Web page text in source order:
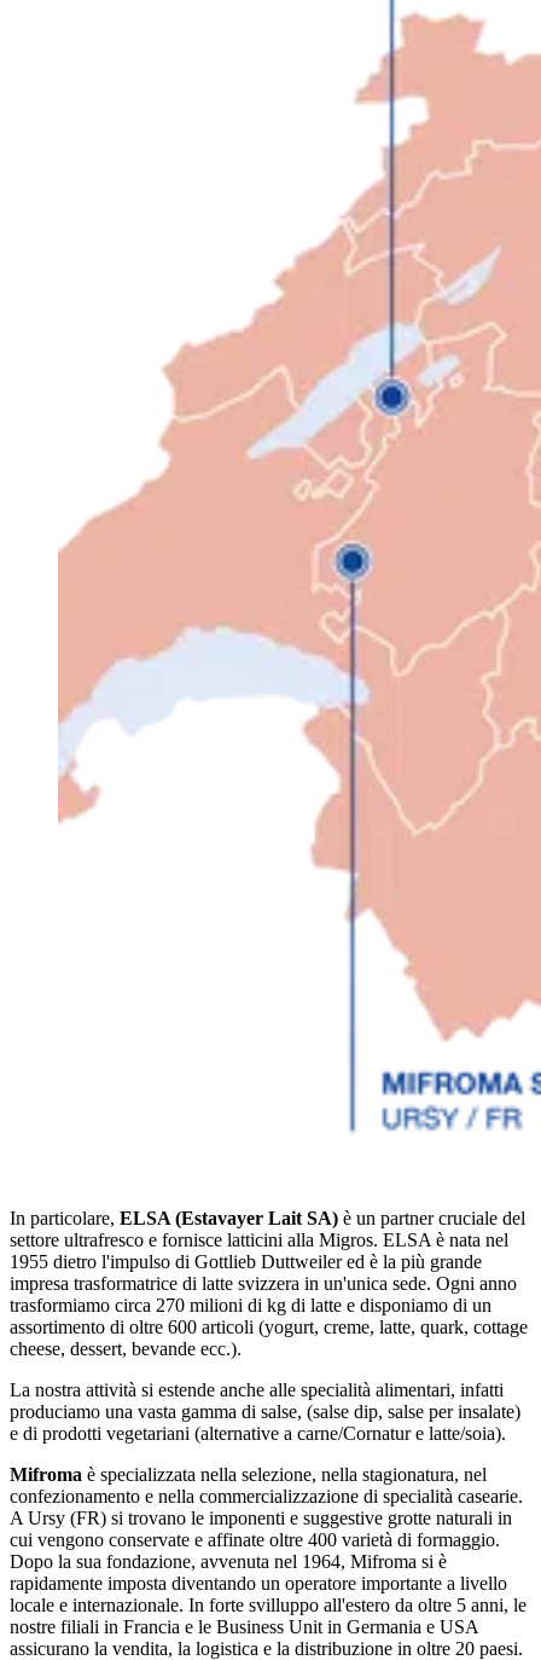
In particolare, ELSA (Estavayer Lait SA) è un partner cruciale del
settore ultrafresco e fornisce latticini alla Migros. ELSA è nata nel
1955 dietro l'impulso di Gottlieb Duttweiler ed è la più grande
impresa trasformatrice di latte svizzera in un'unica sede. Ogni anno
trasformiamo circa 270 milioni di kg di latte e disponiamo di un
assortimento di oltre 600 articoli (yogurt, creme, latte, quark, cottage
cheese, dessert, bevande ecc.).
La nostra attività si estende anche alle specialità alimentari, infatti
produciamo una vasta gamma di salse, (salse dip, salse per insalate)
e di prodotti vegetariani (alternative a carne/Cornatur e latte/soia).
Mifroma è specializzata nella selezione, nella stagionatura, nel
confezionamento e nella commercializzazione di specialità casearie.
A Ursy (FR) si trovano le imponenti e suggestive grotte naturali in
cui vengono conservate e affinate oltre 400 varietà di formaggio.
Dopo la sua fondazione, avvenuta nel 1964, Mifroma si è
rapidamente imposta diventando un operatore importante a livello
locale e internazionale. In forte svilluppo all'estero da oltre 5 anni, le
nostre filiali in Francia e le Business Unit in Germania e USA
assicurano la vendita, la logistica e la distribuzione in oltre 20 paesi.